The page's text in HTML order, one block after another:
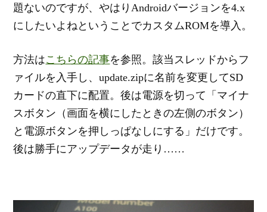
題ないのですが、やはりAndroidバージョンを4.x
にしたいよねということでカスタムROMを導入。
方法はこちらの記事を参照。該当スレッドからフ
ァイルを入手し、update.zipに名前を変更してSD
カードの直下に配置。後は電源を切って「マイナ
スボタン（画面を横にしたときの左側のボタン）
と電源ボタンを押しっぱなしにする」だけです。
後は勝手にアップデータが走り……